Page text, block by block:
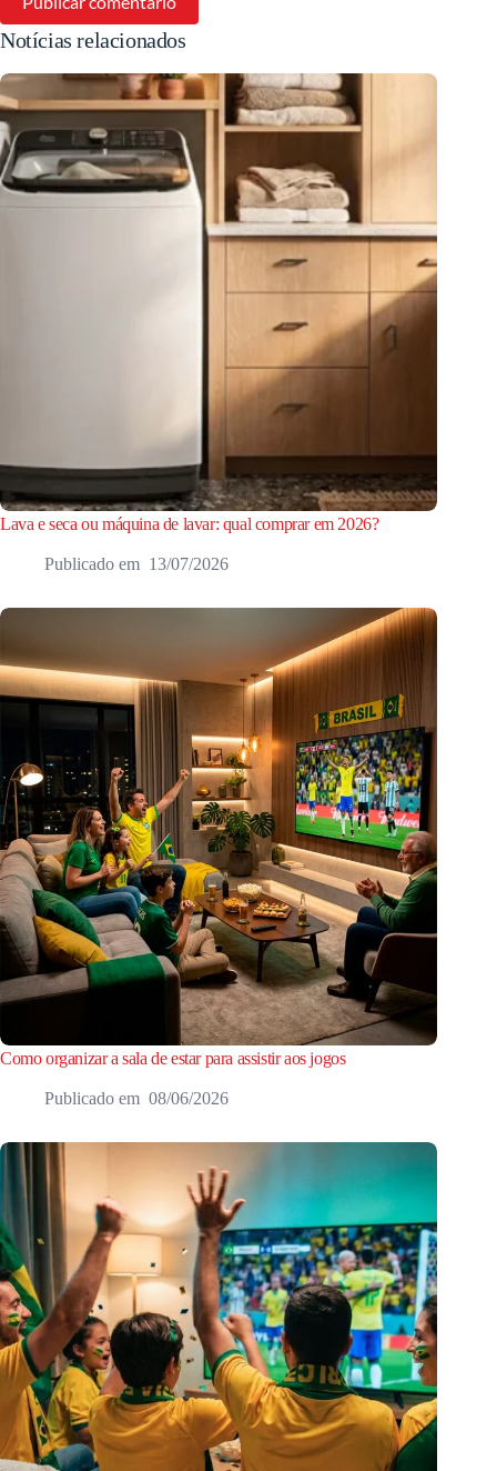
Notícias relacionados
Lava e seca ou máquina de lavar: qual comprar em 2026?
13/07/2026
Como organizar a sala de estar para assistir aos jogos
08/06/2026